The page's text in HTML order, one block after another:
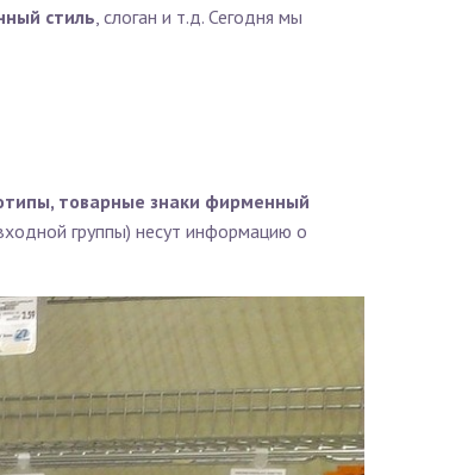
стиль , слоган и т.д. Сегодня мы
товарные знаки фирменный
группы) несут информацию о